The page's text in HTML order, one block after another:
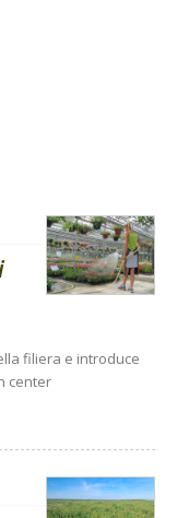
filiera e introduce
center